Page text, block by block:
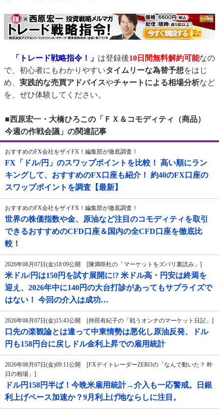
「トレード戦略指令！」 は登録後10日間無料解約可能なの
で、初心者にもわかりやすいタイムリーな為替予想をはじ
め、 実践的な売買アドバイスやチャートによる相場分析など
を、ぜひ体験してください。
■西原宏一・大橋ひろこの「ＦＸ＆コモディティ（商品）
今週の作戦会議」の関連記事
おすすめのFX会社をザイFX！編集部が徹底調査！
FX「ドル/円」のスワップポイントを比較！ 高い順にラン
キングして、おすすめのFX口座も紹介！ 約40のFX口座の
スワップポイントを調査【最新】
おすすめのFX会社をザイFX！編集部が徹底調査！
世界の株価指数や金、原油など注目のコモディティを取引
できるおすすめのCFD口座＆国内の全CFD口座を徹底比
較！
2026年08月07日(金)18:09公開 [陳満咲杜の「マーケットをズバリ裏読み」]
米ドル/円は150円を試す展開に!? 米ドル高・円安は終焉を
迎え、2026年中に140円の大台打診があってもサプライズで
はない！ 今回の介入は成功…
2026年08月07日(金)15:43公開 [持田有紀子の「戦うオンナのマーケット日記」]
口先の楽観論とは違って中東情勢は悪化し原油反発、ドル
円も158円台に戻しドル金利上昇での雇用統計
2026年08月07日(金)09:11公開 [FXデイトレーダーZEROの「なんで動いた？ 昨
日の相場」]
ドル円158円半ば！今晩米雇用統計→介入も一応警戒。日銀
利上げペース加速か？9月利上げ地ならしに注目。